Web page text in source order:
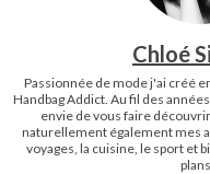
Chloé
Passionnée de mode j'ai créé
Handbag Addict. Au fil des
envie de vous faire
naturellement également mes
voyages, la cuisine, le sport et